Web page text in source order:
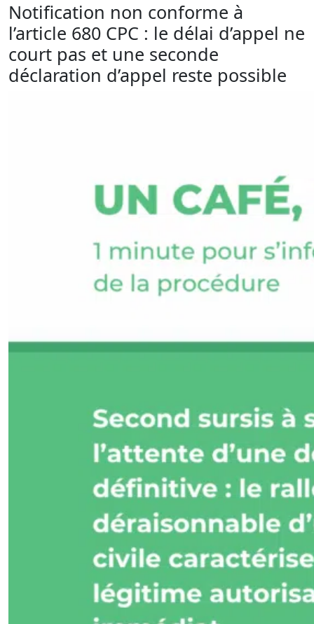
Notification non conforme à
l’article 680 CPC : le délai d’appel ne
court pas et une seconde
déclaration d’appel reste possible